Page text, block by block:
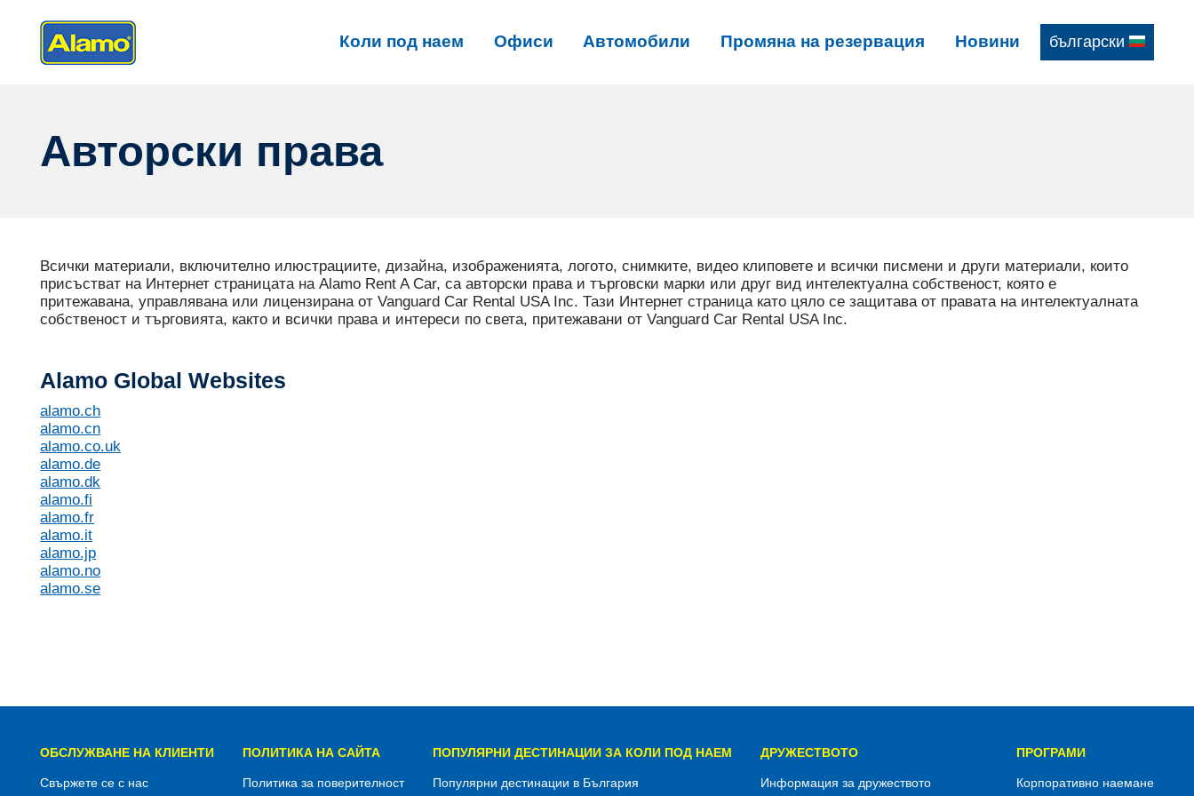
Коли под наем Офиси Автомобили Промяна на резервация Новини български
Авторски права
Всички материали, включително илюстрациите, дизайна, изображенията, логото, снимките, видео клиповете и всички писмени и други материали, които
присъстват на Интернет страницата на Alamo Rent A Car, са авторски права и търговски марки или друг вид интелектуална собственост, която е
притежавана, управлявана или лицензирана от Vanguard Car Rental USA Inc. Тази Интернет страница като цяло се защитава от правата на интелектуалната
собственост и търговията, както и всички права и интереси по света, притежавани от Vanguard Car Rental USA Inc.
Alamo Global Websites
alamo.ch
alamo.cn
alamo.co.uk
alamo.de
alamo.dk
alamo.fi
alamo.fr
alamo.it
alamo.jp
alamo.no
alamo.se
ОБСЛУЖВАНЕ НА КЛИЕНТИ
Свържете се с нас
ПОЛИТИКА НА САЙТА
Политика за поверителност
ПОПУЛЯРНИ ДЕСТИНАЦИИ ЗА КОЛИ ПОД НАЕМ
Популярни дестинации в България
ДРУЖЕСТВОТО
Информация за дружеството
ПРОГРАМИ
Корпоративно наемане